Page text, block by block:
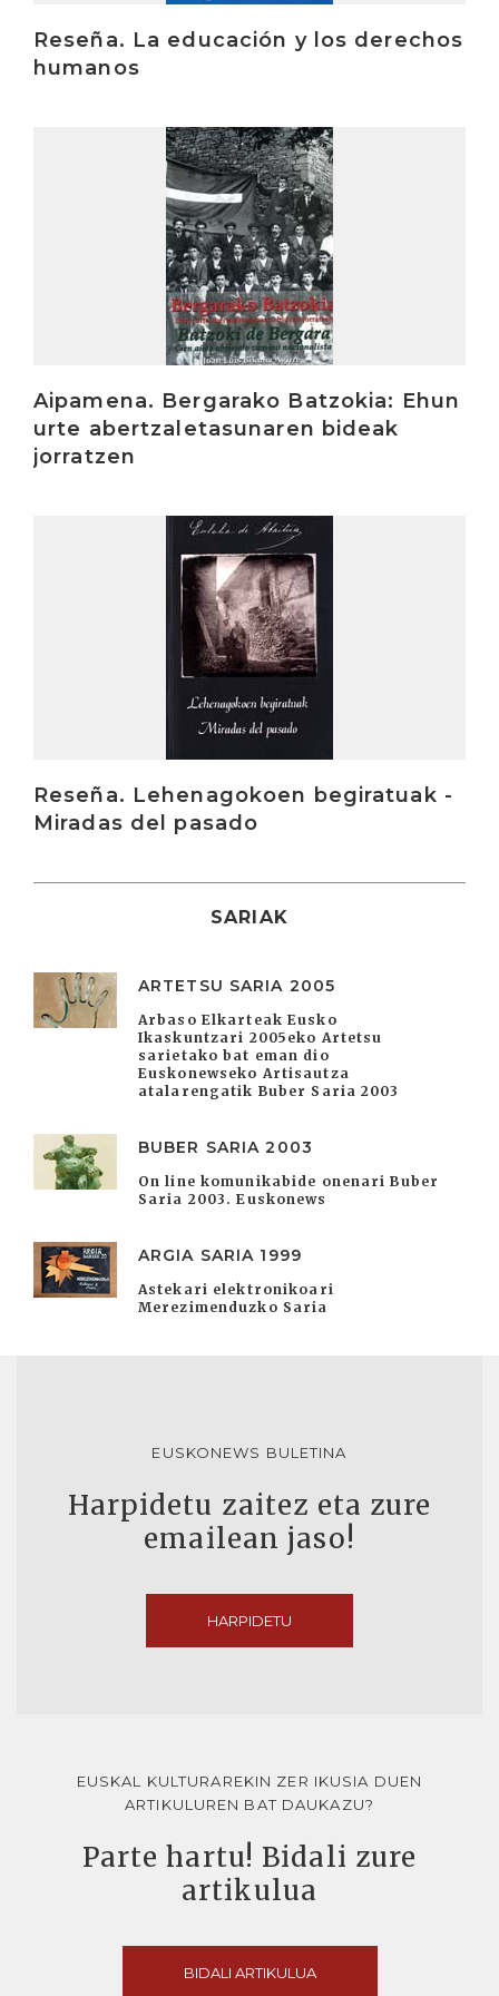
Reseña. La educación y los derechos
humanos
Aipamena. Bergarako Batzokia: Ehun
urte abertzaletasunaren bideak
jorratzen
Reseña. Lehenagokoen begiratuak -
Miradas del pasado
SARIAK
ARTETSU SARIA 2005
Arbaso Elkarteak Eusko
Ikaskuntzari 2005eko Artetsu
sarietako bat eman dio
Euskonewseko Artisautza
atalarengatik Buber Saria 2003
BUBER SARIA 2003
On line komunikabide onenari Buber
Saria 2003. Euskonews
ARGIA SARIA 1999
Astekari elektronikoari
Merezimenduzko Saria
EUSKONEWS BULETINA
Harpidetu zaitez eta zure
emailean jaso!
HARPIDETU
EUSKAL KULTURAREKIN ZER IKUSIA DUEN
ARTIKULUREN BAT DAUKAZU?
Parte hartu! Bidali zure
artikulua
BIDALI ARTIKULUA